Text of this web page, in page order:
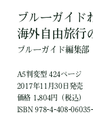
ブルーガイ
海外自由旅行
ブルーガイド編集部
A5判変型 424ページ
2017年11月30日発売
価格 1,804円（税込）
ISBN 978-4-408-